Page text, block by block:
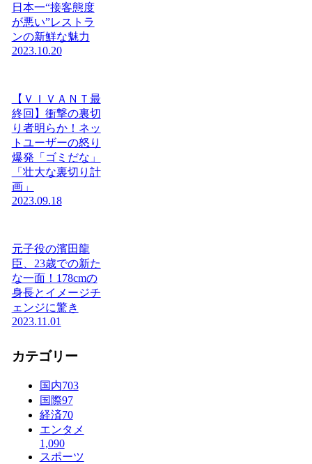
日本一“接客態度
が悪い”レストラ
ンの新鮮な魅力
2023.10.20
【ＶＩＶＡＮＴ最
終回】衝撃の裏切
り者明らか！ネッ
トユーザーの怒り
爆発「ゴミだな」
「壮大な裏切り計
画」
2023.09.18
元子役の濱田龍
臣、23歳での新た
な一面！178cmの
身長とイメージチ
ェンジに驚き
2023.11.01
カテゴリー
国内703
国際97
経済70
エンタメ
1,090
スポーツ